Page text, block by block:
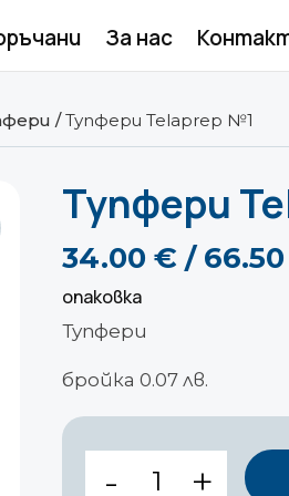
За нас
/Тупфери Telaprep №1
Тупфери
34.00€ / 66.50
опаковка
Тупфери
бройка 0.07 лв.